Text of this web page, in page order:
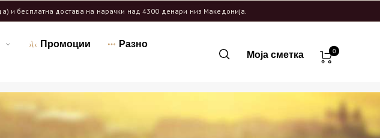
и бесплатна достава на нарачки над 4300 денари низ Македонија.
Промоции Разно
Моја сметка 0